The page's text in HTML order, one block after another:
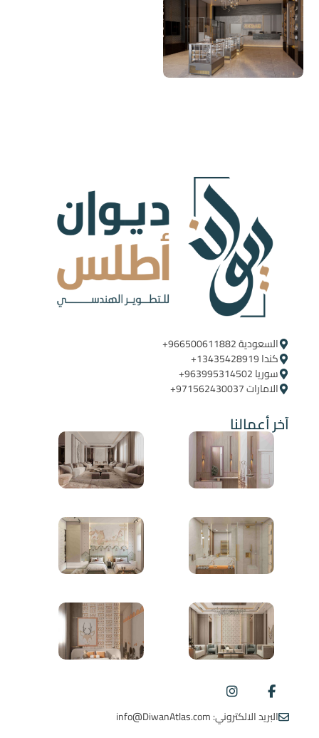
السعودية ‪+966500611882‬ ‪ ‪
كندا ‪+13435428919
سوريا ‪+963995314502
الامارات ‪+971562430037
آخر أعمالنا
البريد الالكتروني: info@DiwanAtlas.com